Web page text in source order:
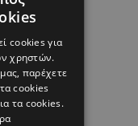
cookies για
χρηστών.
παρέχετε
cookies
τα cookies.